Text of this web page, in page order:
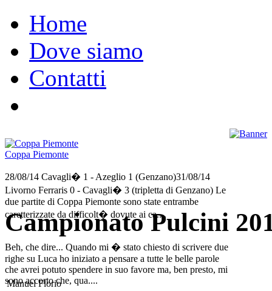
Home
Dove siamo
Contatti
Coppa Piemonte
28/08/14 Cavagli� 1 - Azeglio 1 (Genzano)31/08/14
Livorno Ferraris 0 - Cavagli� 3 (tripletta di Genzano) Le
due partite di Coppa Piemonte sono state entrambe
caretterizzate da difficolt� dovute ai ca....
Beh, che dire... Quando mi � stato chiesto di scrivere due
righe su Luca ho iniziato a pensare a tutte le belle parole
che avrei potuto spendere in suo favore ma, ben presto, mi
sono accorto che, qua....
Campionato Pulcini
Manuel Florio